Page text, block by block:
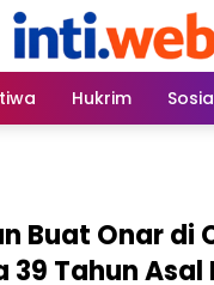
Hukrim
Buat Onar di
39 Tahun Asal